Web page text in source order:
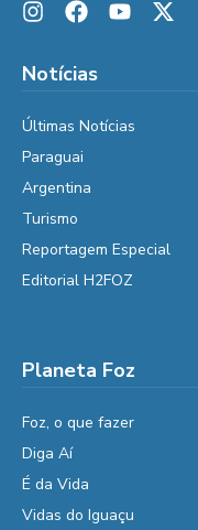
Notícias
Últimas Notícias
Paraguai
Argentina
Turismo
Reportagem Especial
Editorial H2FOZ
Planeta Foz
Foz, o que fazer
Diga Aí
É da Vida
Vidas do Iguaçu